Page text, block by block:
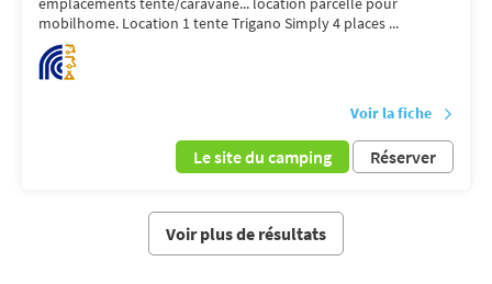
mobilhome. Location 1 tente Trigano Simply 4 places ...
Voir la fiche
Le site du camping Réserver
Voir plus de résultats